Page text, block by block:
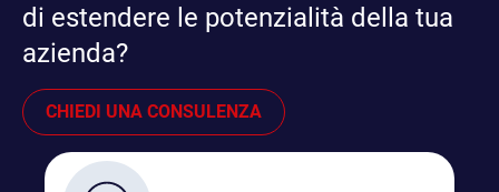
di estendere le potenzialità della tua
azienda?
CHIEDI UNA CONSULENZA